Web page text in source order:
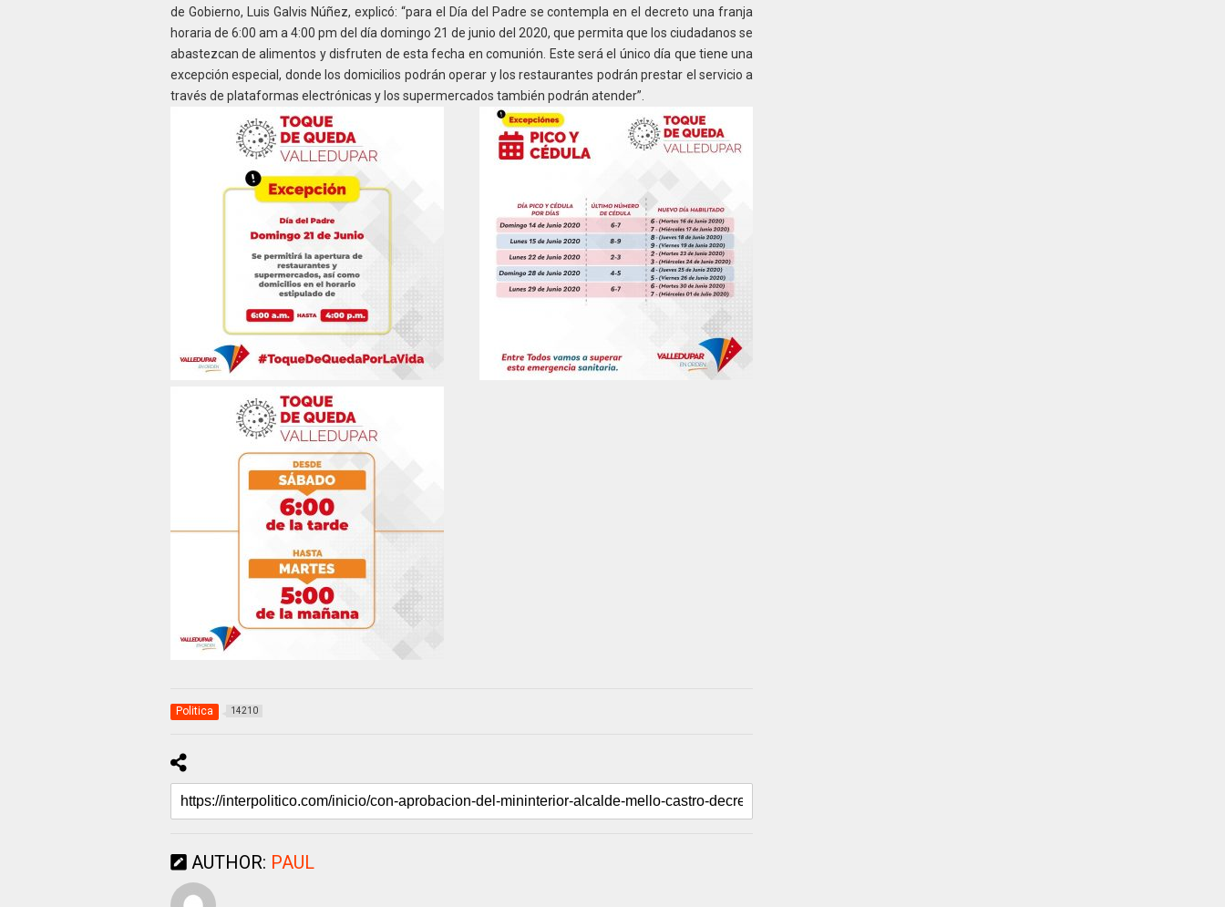
de Gobierno, Luis Galvis Núñez, explicó: “para el Día del Padre se contempla en el decreto una franja
horaria de 6:00 am a 4:00 pm del día domingo 21 de junio del 2020, que permita que los ciudadanos se
abastezcan de alimentos y disfruten de esta fecha en comunión. Este será el único día que tiene una
excepción especial, donde los domicilios podrán operar y los restaurantes podrán prestar el servicio a
través de plataformas electrónicas y los supermercados también podrán atender”.
Politica 14210
AUTHOR: PAUL